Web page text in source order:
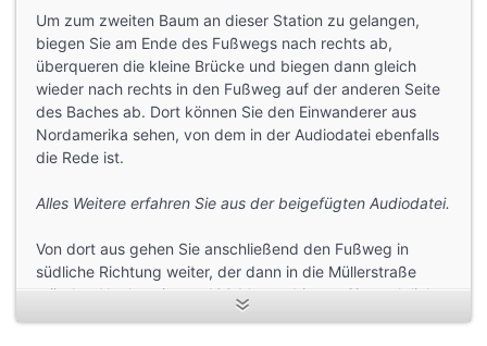
Um zum zweiten Baum an dieser Station zu gelangen,
biegen Sie am Ende des Fußwegs nach rechts ab,
überqueren die kleine Brücke und biegen dann gleich
wieder nach rechts in den Fußweg auf der anderen Seite
des Baches ab. Dort können Sie den Einwanderer aus
Nordamerika sehen, von dem in der Audiodatei ebenfalls
die Rede ist.
Alles Weitere erfahren Sie aus der beigefügten Audiodatei.
Von dort aus gehen Sie anschließend den Fußweg in
südliche Richtung weiter, der dann in die Müllerstraße
mündet. Nach weiteren 100 Metern biegen Sie nach links
in die Bert-Brecht-Straße ab. Dort befindet sich nach ca.